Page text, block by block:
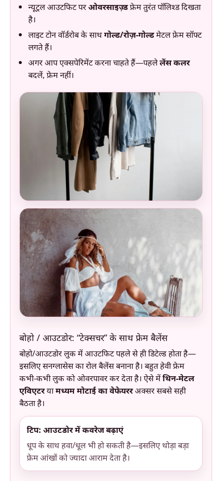
न्यूट्रल आउटफिट परओवरसाइज़्डफ्रेम तुरंत पॉलिश्ड दिखता
है।
लाइट टोन वॉर्डरोब के साथगोल्ड/रोज़-गोल्डमेटल फ्रेम सॉफ्ट
लगते हैं।
अगर आप एक्सपेरिमेंट करना चाहते हैं—पहलेलेंस कलर
बदलें, फ्रेम नहीं।
बोहो / आउटडोर: “टेक्सचर” के साथ फ्रेम बैलेंस
बोहो/आउटडोर लुक में आउटफिट पहले से ही डिटेल्ड होता है—
इसलिए सनग्लासेस का रोल बैलेंस बनाना है। बहुत हेवी फ्रेम
कभी-कभी लुक को ओवरपावर कर देता है। ऐसे मेंथिन-मेटल
एविएटरयामध्यम मोटाई का वेफेयररअक्सर सबसे सही
बैठता है।
टिप: आउटडोर में कवरेज बढ़ाएं
धूप के साथ हवा/धूल भी हो सकती है—इसलिए थोड़ा बड़ा
फ्रेम आंखों को ज्यादा आराम देता है।